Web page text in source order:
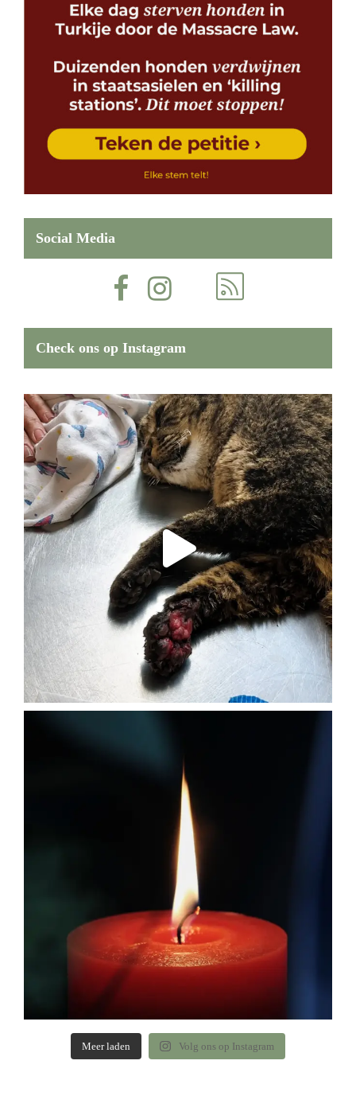
Social Media
Check ons op Instagram
Meer laden Volg ons op Instagram